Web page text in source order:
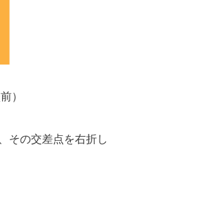
）
その交差点を右折し